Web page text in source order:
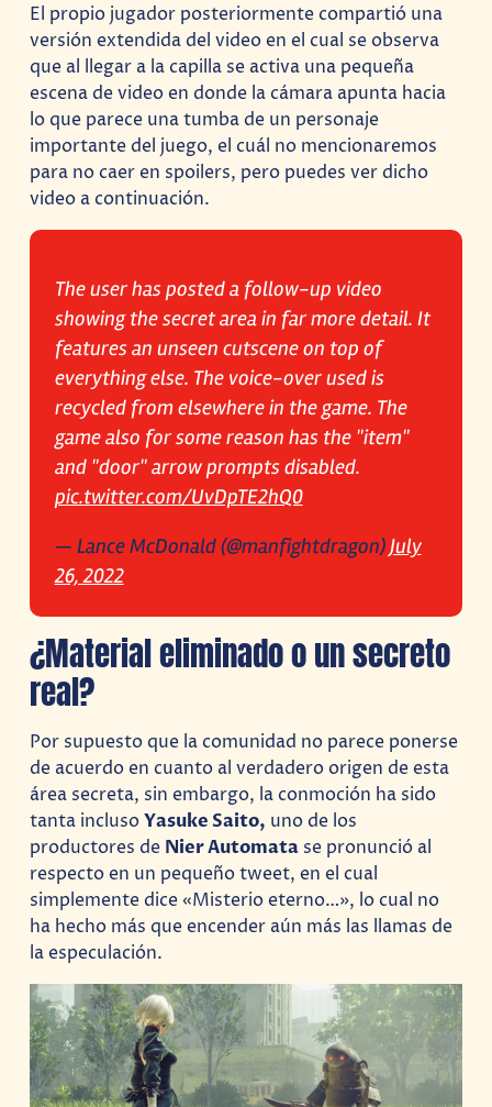
El propio jugador posteriormente compartió una
versión extendida del video en el cual se observa
que al llegar a la capilla se activa una pequeña
escena de video en donde la cámara apunta hacia
lo que parece una tumba de un personaje
importante del juego, el cuál no mencionaremos
para no caer en spoilers, pero puedes ver dicho
video a continuación.
The user has posted a follow-up video
showing the secret area in far more detail. It
features an unseen cutscene on top of
everything else. The voice-over used is
recycled from elsewhere in the game. The
game also for some reason has the "item"
and "door" arrow prompts disabled.
pic.twitter.com/UvDpTE2hQ0
— Lance McDonald (@manfightdragon)July
26, 2022
¿Material eliminado o un secreto
real?
Por supuesto que la comunidad no parece ponerse
de acuerdo en cuanto al verdadero origen de esta
área secreta, sin embargo, la conmoción ha sido
tanta inclusoYasuke Saito, uno de los
productores de Nier Automata se pronunció al
respecto en un pequeño tweet, en el cual
simplemente dice «Misterio eterno…», lo cual no
ha hecho más que encender aún más las llamas de
la especulación.